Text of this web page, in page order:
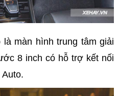
màn hình trung tâm giải
8 inch có hỗ trợ kết nối